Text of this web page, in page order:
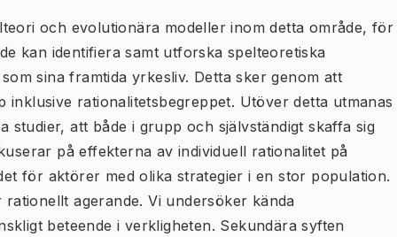
och evolutionära modeller inom detta område, för
kan identifiera samt utforska spelteoretiska
sina framtida yrkesliv. Detta sker genom att
inklusive rationalitetsbegreppet. Utöver detta utmanas
studier, att både i grupp och självständigt skaffa sig
på effekterna av individuell rationalitet på
för aktörer med olika strategier i en stor population.
agerande. Vi undersöker kända
beteende i verkligheten. Sekundära syften